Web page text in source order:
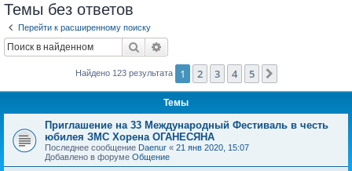
Темы без ответов
Перейти к расширенному поиску
Поиск
Найдено 123 результата 1 2 3 4 5
Темы
Приглашение на 33 Международный Фестиваль в честь
юбилея ЗМС Хорена ОГАНЕСЯНА
Последнее сообщение Daenur « 21 янв 2020, 15:07
Добавлено в форуме Общение